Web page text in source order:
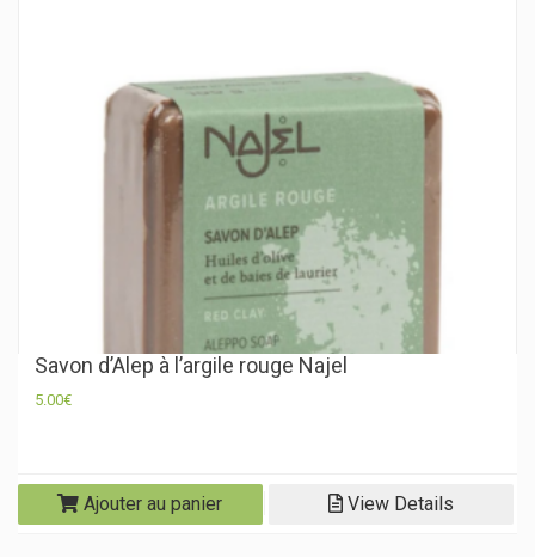
Savon d’Alep à l’argile rouge Najel
5.00€
Ajouter au panier View Details